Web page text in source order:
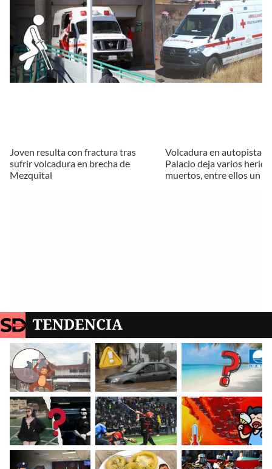
Joven resulta con fractura tras
sufrir volcadura en brecha de
Mezquital
Volcadura en autopista
Palacio deja varios
muertos, entre ellos un
TENDENCIA